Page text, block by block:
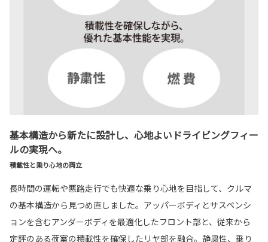
基本構造から新たに設計し、心地よいドライビングフィー
ルの実現へ。
積載性と乗り心地の両立
長時間の運転や悪路走行でも快適な乗り心地を目指して、クルマ
の基本構造から見つめ直しました。アッパーボディとサスペンシ
ョンを含むアンダーボディを最適化したフロント部と、従来から
定評のある荷室の積載性を確保したリヤ部を融合。静粛性、乗り